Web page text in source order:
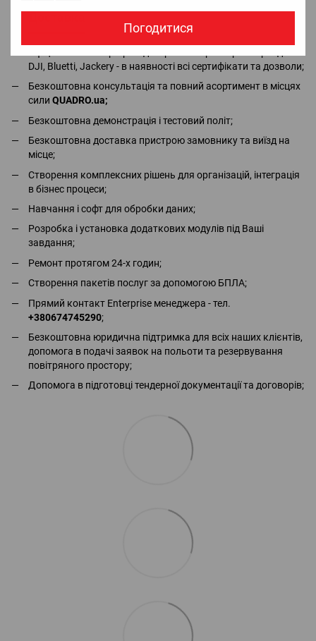
Погодитися
DJI, Bluetti, Jackery - в наявності всі сертифікати та дозволи;
Безкоштовна консультація та повний асортимент в місцях
сили QUADRO.ua;
Безкоштовна демонстрація і тестовий політ;
Безкоштовна доставка пристрою замовнику та виїзд на
місце;
Створення комплексних рішень для організацій, інтеграція
в бізнес процеси;
Навчання і софт для обробки даних;
Розробка і установка додаткових модулів під Ваші
завдання;
Ремонт протягом 24-х годин;
Створення пакетів послуг за допомогою БПЛА;
Прямий контакт Enterprise менеджера - тел.
+380674745290;
Безкоштовна юридична підтримка для всіх наших клієнтів,
допомога в подачі заявок на польоти та резервування
повітряного простору;
Допомога в підготовці тендерної документації та договорів;